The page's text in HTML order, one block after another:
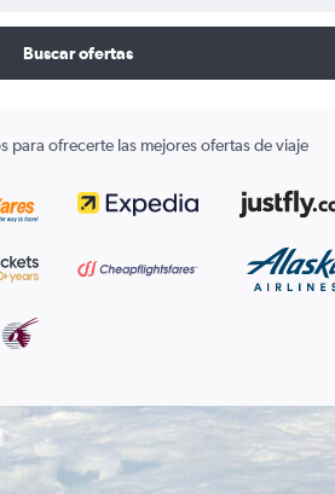
Buscar ofertas
para ofrecerte las mejores ofertas de viaje